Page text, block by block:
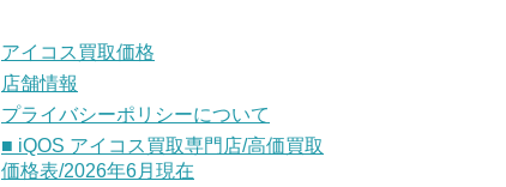
アイコス買取価格
店舗情報
プライバシーポリシーについて
■ iQOS アイコス買取専門店/高価買取
価格表/2026年6月現在